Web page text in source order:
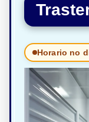
Horario no